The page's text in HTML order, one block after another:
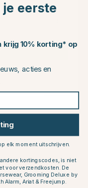
ES Contest White
eerste
krijg 10% korting* op
acties en
elk moment uitschrijven.
kortingscodes, is niet
voor verzendkosten. De
Grooming Deluxe by
Alarm, Ariat & Freejump.